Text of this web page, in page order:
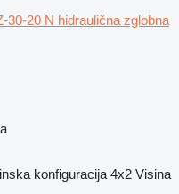
30-20 N hidraulična zglobna
konfiguracija 4x2 Visina